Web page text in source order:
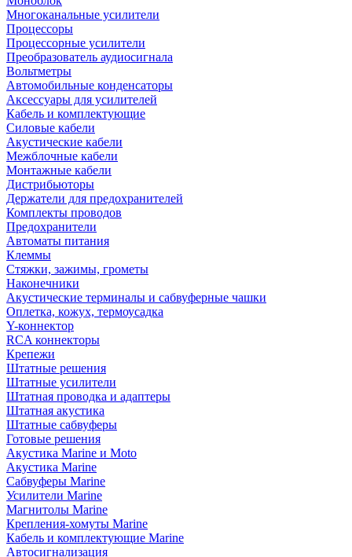
Многоканальные усилители
Процессоры
Процессорные усилители
Преобразователь аудиосигнала
Вольтметры
Автомобильные конденсаторы
Аксессуары для усилителей
Кабель и комплектующие
Силовые кабели
Акустические кабели
Межблочные кабели
Монтажные кабели
Дистрибьюторы
Держатели для предохранителей
Комплекты проводов
Предохранители
Автоматы питания
Клеммы
Стяжки, зажимы, грометы
Наконечники
Акустические терминалы и сабвуферные чашки
Оплетка, кожух, термоусадка
Y-коннектор
RCA коннекторы
Крепежи
Штатные решения
Штатные усилители
Штатная проводка и адаптеры
Штатная акустика
Штатные сабвуферы
Готовые решения
Акустика Marine и Moto
Акустика Marine
Сабвуферы Marine
Усилители Marine
Магнитолы Marine
Крепления-хомуты Marine
Кабель и комплектующие Marine
Автосигнализация